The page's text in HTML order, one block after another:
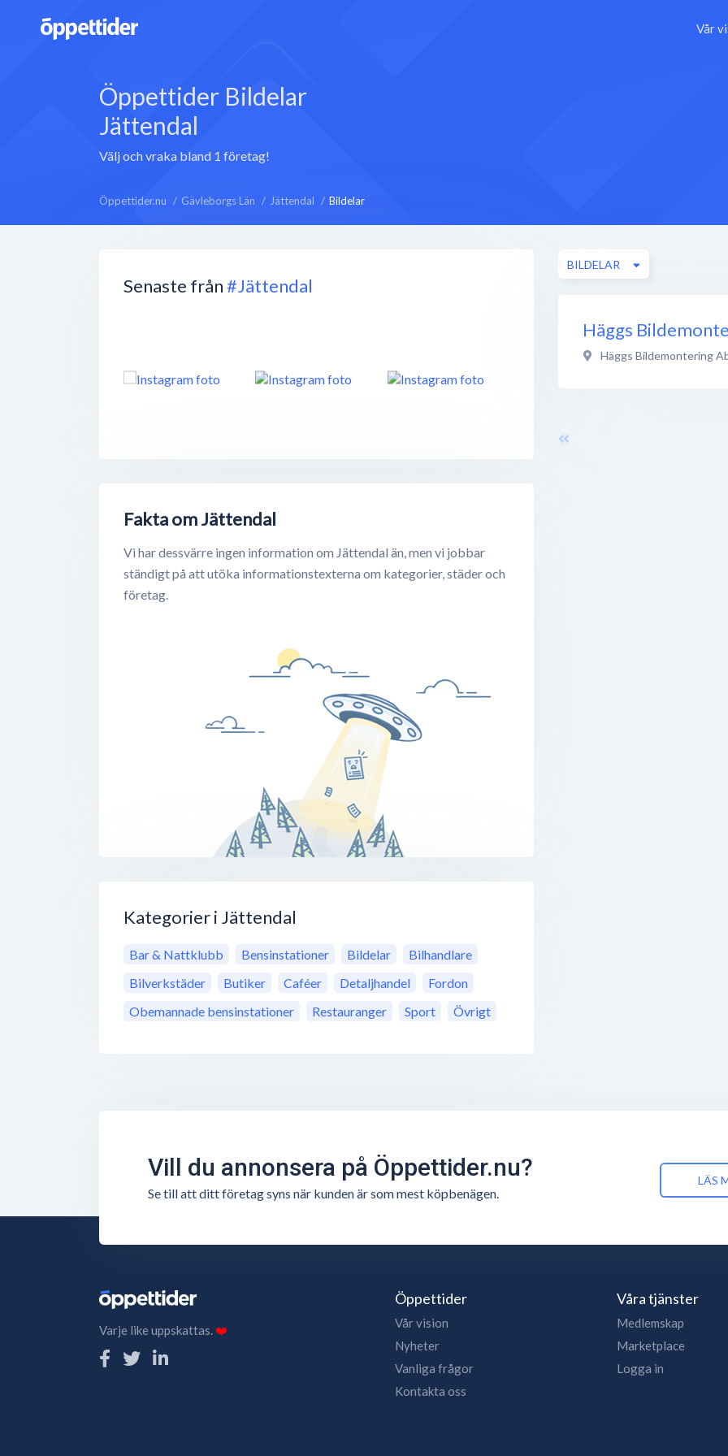
Vår
Öppettider Bildelar
Jättendal
Välj och vraka bland 1 företag!
Öppettider.nu Gävleborgs Län Jättendal Bildelar
Senaste från#Jättendal
Fakta om Jättendal
Vi har dessvärre ingen information om Jättendal än, men vi jobbar
ständigt på att utöka informationstexterna om kategorier, städer och
företag.
Kategorier i Jättendal
Bar & Nattklubb Bensinstationer Bildelar
Bilhandlare
Bilverkstäder
Butiker Caféer Detaljhandel
Fordon
Obemannade bensinstationer
Restauranger Sport Övrigt
BILDELAR
Häggs
Häggs Bildemontering
Vill du annonsera på Öppettider.nu?
Se till att ditt företag syns när kunden är som mest köpbenägen.
LÄS
Varje like uppskattas.❤️
Öppettider
Vår vision
Nyheter
Vanliga frågor
Kontakta oss
Våra tjänster
Medlemskap
Marketplace
Logga in